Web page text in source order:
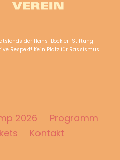
der Hans-Böckler-Stiftung
Respekt! Kein Platz für Rassismus
2026
Programm
Kontakt